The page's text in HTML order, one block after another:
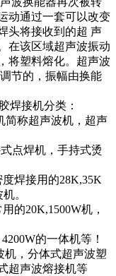
动通过一套可以改变
头将接收到的超 声
在该区域超声波振动
将塑料熔化。超声波
节的，振幅由换能
焊接机分类：
称超声波机，超声
点焊机，手持式烫
焊接用的28K,35K
。
的20K,1500W机，
的一体机等！
，分体式超声波塑
超声波熔接机等